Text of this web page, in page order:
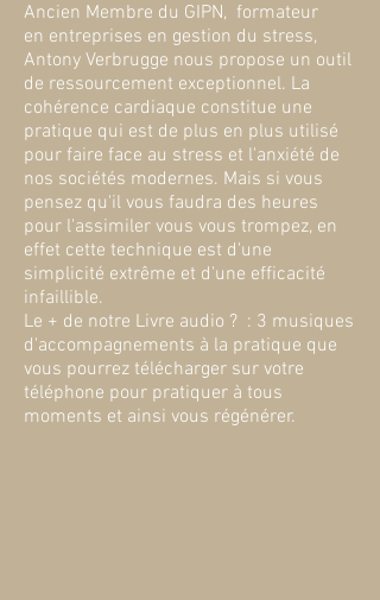
Ancien Membre du GIPN, formateur
en entreprises en gestion du stress,
Antony Verbrugge nous propose un outil
de ressourcement exceptionnel. La
cohérence cardiaque constitue une
pratique qui est de plus en plus utilisé
pour faire face au stress et l'anxiété de
nos sociétés modernes. Mais si vous
pensez qu'il vous faudra des heures
pour l'assimiler vous vous trompez, en
effet cette technique est d'une
simplicité extrême et d'une efficacité
infaillible.
Le + de notre Livre audio ? : 3 musiques
d'accompagnements à la pratique que
vous pourrez télécharger sur votre
téléphone pour pratiquer à tous
moments et ainsi vous régénérer.